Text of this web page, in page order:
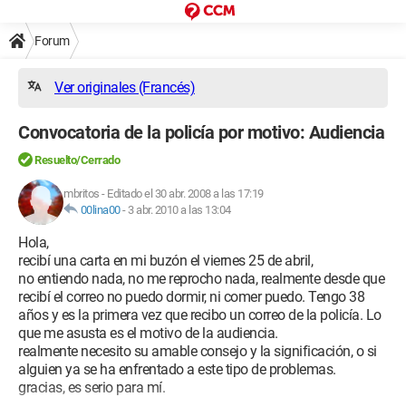
Forum
Ver originales (Francés)
Convocatoria de la policía por motivo: Audiencia
Resuelto/Cerrado
mbritos - Editado el 30 abr. 2008 a las 17:19
00lina00- 3 abr. 2010 a las 13:04
Hola,
recibí una carta en mi buzón el viernes 25 de abril,
no entiendo nada, no me reprocho nada, realmente desde que
recibí el correo no puedo dormir, ni comer puedo. Tengo 38
años y es la primera vez que recibo un correo de la policía. Lo
que me asusta es el motivo de la audiencia.
realmente necesito su amable consejo y la significación, o si
alguien ya se ha enfrentado a este tipo de problemas.
gracias, es serio para mí.